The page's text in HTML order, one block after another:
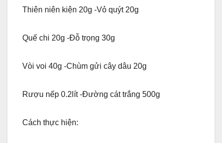
Thiên niên kiện 20g -Vỏ quýt 20g
Quế chi 20g -Đỗ trọng 30g
Vòi voi 40g -Chùm gửi cây dâu 20g
Rượu nếp 0.2lít -Đường cát trắng 500g
Cách thực hiện: